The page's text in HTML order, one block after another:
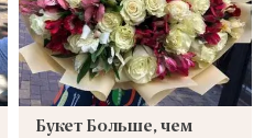
Букет Больше, чем